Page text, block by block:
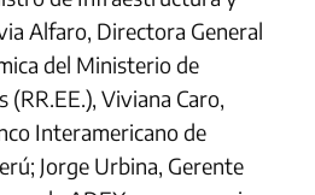
Alfaro, Directora General
del Ministerio de
(RR.EE.), Viviana Caro,
Interamericano de
Jorge Urbina, Gerente